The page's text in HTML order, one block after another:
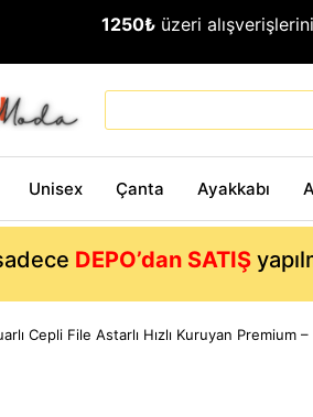
1250₺ üzeri
Unisex Çanta Ayakkabı
DEPO’dan SATIŞ
Cepli File Astarlı Hızlı Kuruyan Premium –